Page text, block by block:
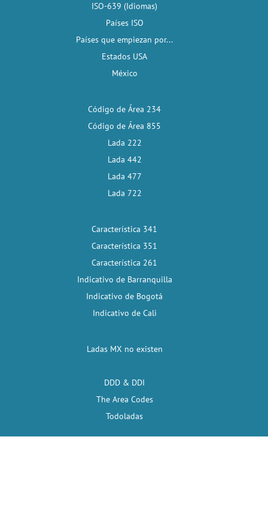
ISO-639 (Idiomas)
Países ISO
Países que empiezan por...
Estados USA
México
Código de Área 234
Código de Área 855
Lada 222
Lada 442
Lada 477
Lada 722
Característica 341
Característica 351
Característica 261
Indicativo de Barranquilla
Indicativo de Bogotá
Indicativo de Cali
Ladas MX no existen
DDD & DDI
The Area Codes
Todoladas